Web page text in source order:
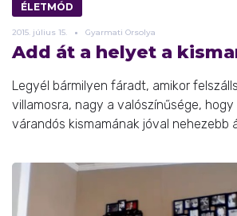
ÉLETMÓD
2015. július 15. Gyarmati Orsolya
Add át a helyet a
Legyél bármilyen fáradt, amikor
villamosra, nagy a valószínűsége,
várandós kismamának jóval nehezebb